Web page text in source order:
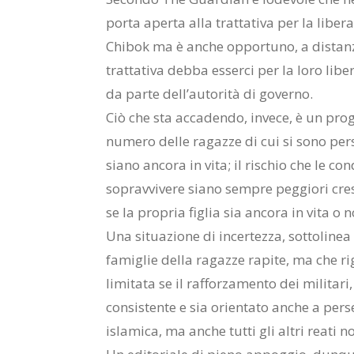
porta aperta alla trattativa per la
Chibok ma è anche opportuno, a
trattativa debba esserci per la loro
da parte dell’autorità di governo.
Ciò che sta accadendo, invece, è un
numero delle ragazze di cui si sono
siano ancora in vita; il rischio che le
sopravvivere siano sempre peggiori
se la propria figlia sia ancora in vita o
Una situazione di incertezza,
famiglie della ragazze rapite, ma che
limitata se il rafforzamento dei
consistente e sia orientato anche a
islamica, ma anche tutti gli altri reati